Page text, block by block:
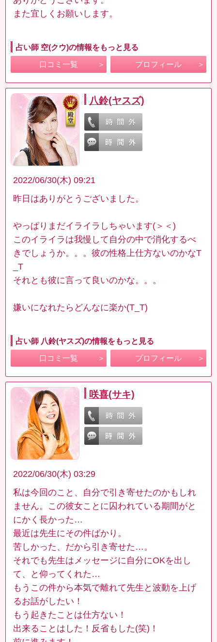
また宜しくお願いします。
占い師 空(クウ)の情報をもっと見る
口コミ一覧 プロフィール
八鈴(ヤスズ)
2022/06/30(木) 09:21
昨日はありがとうございました。
やっぱりまだイライラしちゃいます(＞＜)
このイライラは我慢して自分の中で消化するべ
きでしょうか。。。彼の性格上仕方ないのかなT
_T
それとも彼に言って良いのかな。。。
嫌いになれたらどんなに楽か(T_T)
占い師 八鈴(ヤスズ)の情報をもっと見る
口コミ一覧 プロフィール
咲喜(サキ)
2022/06/30(木) 03:29
私は今回のこと、自分で引き寄せたのかもしれ
ません。この彼女ことに囚われている期間がと
にかく長かった…
最近は先生にその件ばかり。
苦しかった、だから引き寄せた…。
それでも先生はメッセージに自分にOKを出し
て、と仰ってくれた…
もうこの件から本気で離れて先生と波動を上げ
るお話がしたい！
もう起きたことは仕方ない！
出来ることはした！反省もした(笑)！